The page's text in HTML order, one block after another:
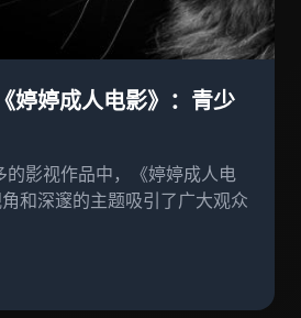
婷婷成人电影》：青少
的影视作品中，《婷婷成人电
和深邃的主题吸引了广大观众